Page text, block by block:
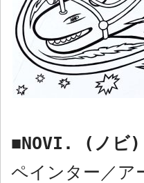
■NOVI. ( ノビ)
ペインター／ア